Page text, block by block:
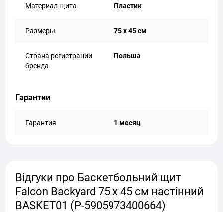
Материал щита Пластик
Размеры 75 x 45 см
Страна регистрации
бренда
Польша
Гарантии
Гарантия 1 месяц
Відгуки про Баскетбольний щит
Falcon Backyard 75 x 45 см настінний
BASKET01 (P-5905973400664)